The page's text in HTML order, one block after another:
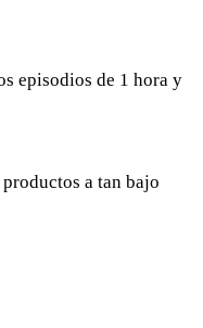
episodios de 1 hora y
a tan bajo